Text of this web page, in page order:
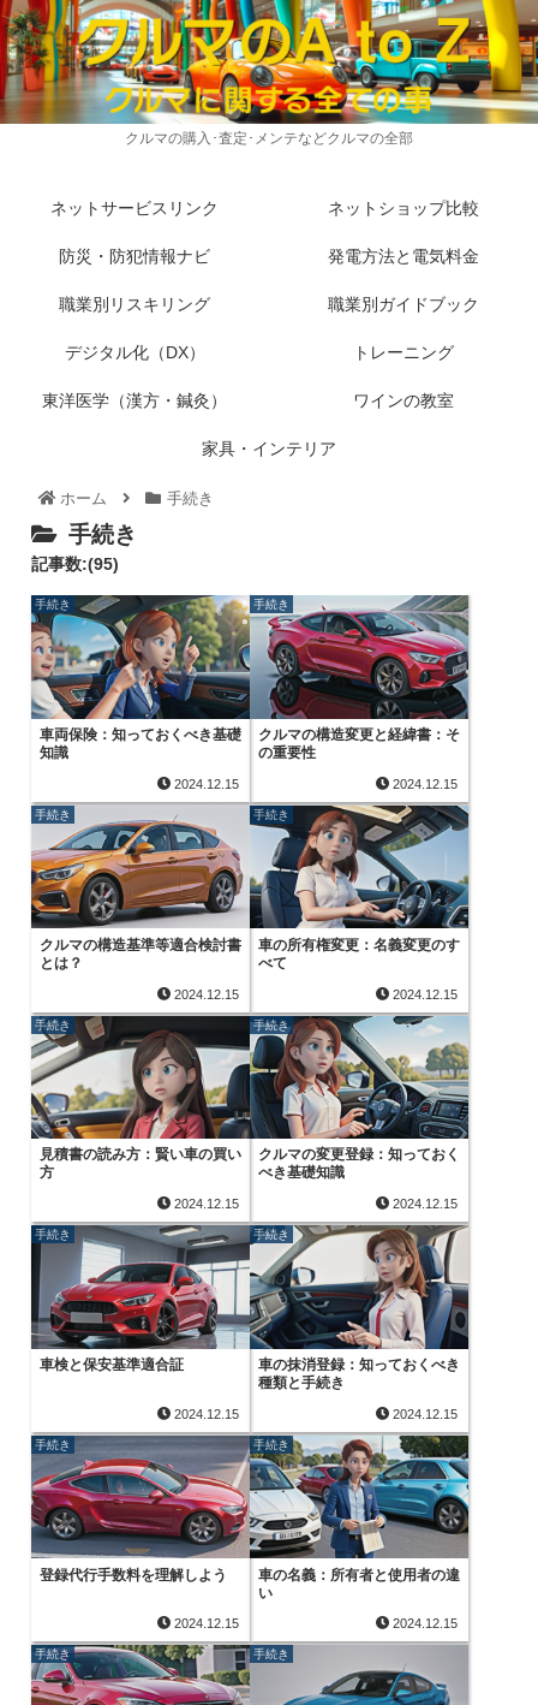
クルマの購入･査定･メンテなどクルマの全部
ネットサービスリンク ネットショップ比較
防災・防犯情報ナビ 発電方法と電気料金
職業別リスキリング 職業別ガイドブック
デジタル化（DX） トレーニング
東洋医学（漢方・鍼灸） ワインの教室
家具・インテリア
ホーム 手続き
手続き
記事数:(95)
手続き
車両保険：知っておくべき基礎
知識
2024.12.15
手続き
クルマの構造変更と経緯書：そ
の重要性
2024.12.15
手続き
クルマの構造基準等適合検討書
とは？
2024.12.15
手続き
車の所有権変更：名義変更のす
べて
2024.12.15
手続き
見積書の読み方：賢い車の買い
方
2024.12.15
手続き
クルマの変更登録：知っておく
べき基礎知識
2024.12.15
手続き
車検と保安基準適合証
2024.12.15
手続き
車の抹消登録：知っておくべき
種類と手続き
2024.12.15
手続き
登録代行手数料を理解しよう
2024.12.15
手続き
車の名義：所有者と使用者の違
い
2024.12.15
手続き 手続き